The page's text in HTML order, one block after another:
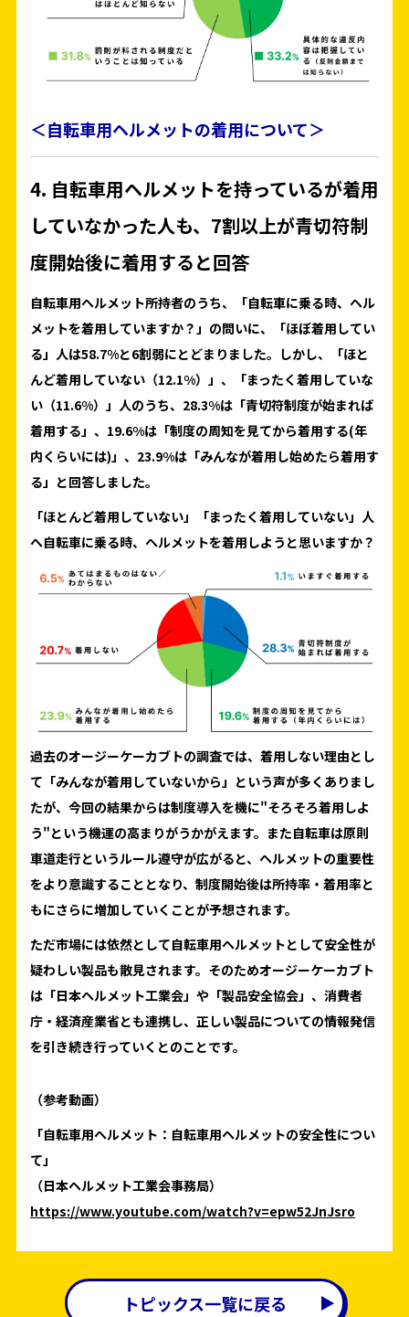
＜自転車用ヘルメットの着用について＞
4. 自転車用ヘルメットを持っているが着用
していなかった人も、7割以上が青切符制
度開始後に着用すると回答
自転車用ヘルメット所持者のうち、「自転車に乗る時、ヘル
メットを着用していますか？」の問いに、「ほぼ着用してい
る」人は58.7%と6割弱にとどまりました。しかし、「ほと
んど着用していない（12.1%）」、「まったく着用していな
い（11.6%）」人のうち、28.3%は「青切符制度が始まれば
着用する」、19.6%は「制度の周知を見てから着用する(年
内くらいには)」、23.9%は「みんなが着用し始めたら着用す
る」と回答しました。
「ほとんど着用していない」「まったく着用していない」人
へ自転車に乗る時、ヘルメットを着用しようと思いますか？
過去のオージーケーカブトの調査では、着用しない理由とし
て「みんなが着用していないから」という声が多くありまし
たが、今回の結果からは制度導入を機に"そろそろ着用しよ
う"という機運の高まりがうかがえます。また自転車は原則
車道走行というルール遵守が広がると、ヘルメットの重要性
をより意識することとなり、制度開始後は所持率・着用率と
もにさらに増加していくことが予想されます。
ただ市場には依然として自転車用ヘルメットとして安全性が
疑わしい製品も散見されます。そのためオージーケーカブト
は「日本ヘルメット工業会」や「製品安全協会」、消費者
庁・経済産業省とも連携し、正しい製品についての情報発信
を引き続き行っていくとのことです。
（参考動画）
「自転車用ヘルメット：自転車用ヘルメットの安全性につい
て」
（日本ヘルメット工業会事務局）
https://www.youtube.com/watch?v=epw52JnJsro
トピックス一覧に戻る